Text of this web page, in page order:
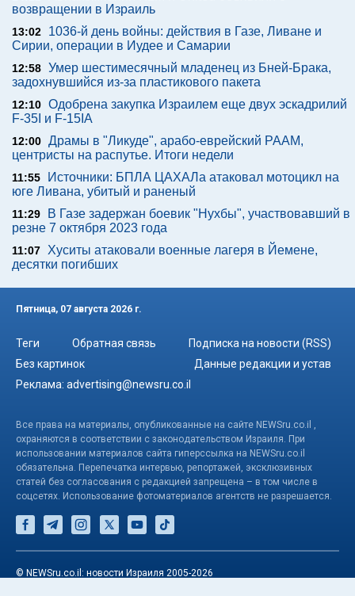
возвращении в Израиль
13:02
1036-й день войны: действия в Газе, Ливане и
Сирии, операции в Иудее и Самарии
12:58 Умер шестимесячный младенец из Бней-Брака,
задохнувшийся из-за пластикового пакета
12:10 Одобрена закупка Израилем еще двух эскадрилий
F-35I и F-15IA
12:00 Драмы в "Ликуде", арабо-еврейский РААМ,
центристы на распутье. Итоги недели
11:55
Источники: БПЛА ЦАХАЛа атаковал мотоцикл на
юге Ливана, убитый и раненый
11:29
В Газе задержан боевик "Нухбы", участвовавший в
резне 7 октября 2023 года
11:07 Хуситы атаковали военные лагеря в Йемене,
десятки погибших
Пятница, 07 августа 2026 г.
Теги Обратная связь
Подписка на новости (RSS)
Без картинок
Данные редакции и устав
Реклама: advertising@newsru.co.il
Все права на материалы, опубликованные на сайте NEWSru.co.il ,
охраняются в соответствии с законодательством Израиля. При
использовании материалов сайта гиперссылка на NEWSru.co.il
обязательна. Перепечатка интервью, репортажей, эксклюзивных
статей без согласования с редакцией запрещена – в том числе в
соцсетях. Использование фотоматериалов агентств не разрешается.
© NEWSru.co.il: новости Израиля 2005-2026